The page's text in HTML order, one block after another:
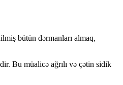
bütün dərmanları almaq,
Bu müalicə ağrılı və çətin sidik